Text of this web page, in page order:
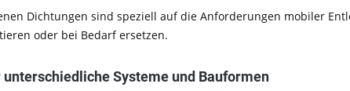
Dichtungen sind speziell auf die Anforderungen mobiler
oder bei Bedarf ersetzen.
unterschiedliche Systeme und Bauformen